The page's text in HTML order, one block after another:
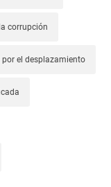
corrupción
el desplazamiento